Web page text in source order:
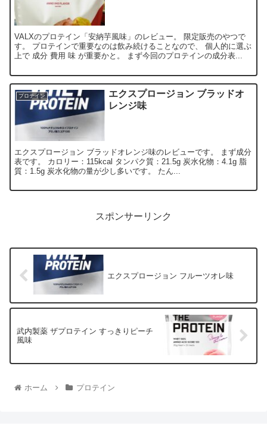
VALXのプロテイン「安納芋風味」のレビュー。 限定販売のやつで
す。 プロテインで重要なのは飲み続けることなので、 個人的に選ぶ
上で 成分 費用 味 が重要かと。 まず今回のプロテインの成分表...
プロテイン
エクスプロージョン ブラッドオ
レンジ味
エクスプロージョン ブラッドオレンジ味のレビューです。 まず成分
表です。 カロリー：115kcal タンパク質：21.5g 炭水化物：4.1g 脂
質：1.5g 炭水化物の量が少し多いです。 たん...
スポンサーリンク
エクスプロージョン フルーツオレ味
武内製薬 ザプロテイン すっきりピーチ
風味
ホーム プロテイン